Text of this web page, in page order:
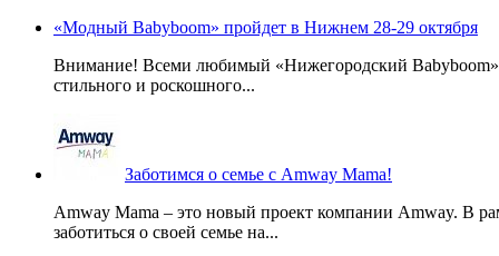
«Модный Babyboom» пройдет в Нижнем 28-29 октября
Внимание! Всеми любимый «Нижегородский Babyboom»
стильного и роскошного...
Заботимся о семье с Amway Mama!
Amway Mama – это новый проект компании Amway. В
заботиться о своей семье на...